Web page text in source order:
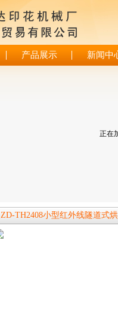
产品展示 新闻中
正在
ZD-TH2408小型红外线隧道式